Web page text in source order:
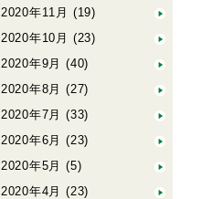
2020年11月 (19)
2020年10月 (23)
2020年9月 (40)
2020年8月 (27)
2020年7月 (33)
2020年6月 (23)
2020年5月 (5)
2020年4月 (23)